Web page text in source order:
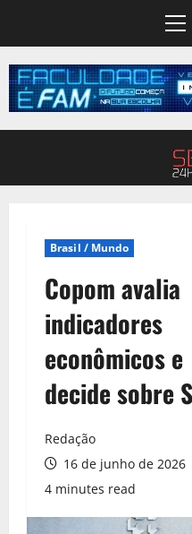
Brasil / Mundo
Copom avalia
indicadores
econômicos e
decide sobre
Redação
16 de junho de 2026
4 minutes read